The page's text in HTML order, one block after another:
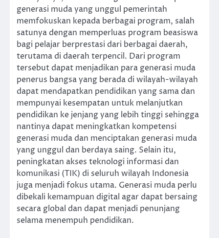
generasi muda yang unggul pemerintah
memfokuskan kepada berbagai program, salah
satunya dengan memperluas program beasiswa
bagi pelajar berprestasi dari berbagai daerah,
terutama di daerah terpencil. Dari program
tersebut dapat menjadikan para generasi muda
penerus bangsa yang berada di wilayah-wilayah
dapat mendapatkan pendidikan yang sama dan
mempunyai kesempatan untuk melanjutkan
pendidikan ke jenjang yang lebih tinggi sehingga
nantinya dapat meningkatkan kompetensi
generasi muda dan menciptakan generasi muda
yang unggul dan berdaya saing. Selain itu,
peningkatan akses teknologi informasi dan
komunikasi (TIK) di seluruh wilayah Indonesia
juga menjadi fokus utama. Generasi muda perlu
dibekali kemampuan digital agar dapat bersaing
secara global dan dapat menjadi penunjang
selama menempuh pendidikan.